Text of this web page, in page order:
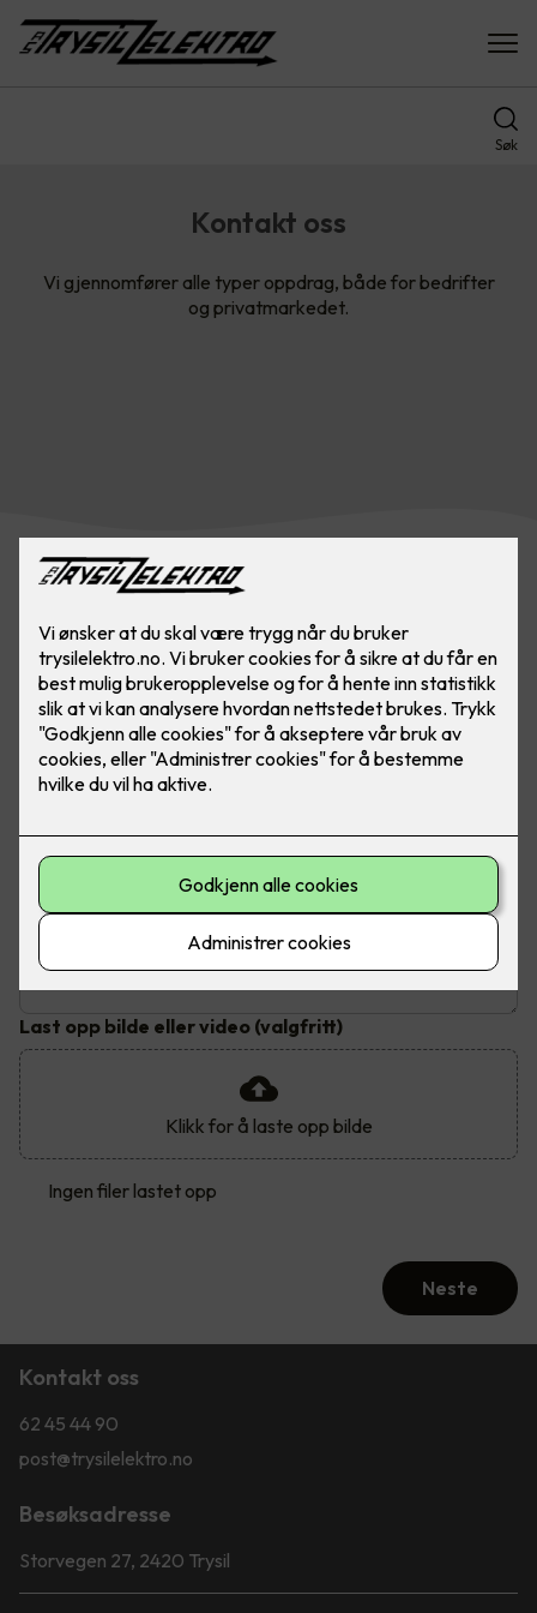
Søk
Kontakt oss
Vi gjennomfører alle typer oppdrag, både for bedrifter
og privatmarkedet.
Send inn din henvendelse
Fyll ut dine kontaktopplysninger og send inn kontaktskjema.
Du vil bli kontaktet innen tre virkedager
Hva trenger du hjelp til?
Emne*
Beskrivelse av jobben
Last opp bilde eller video (valgfritt)
Klikk for å laste opp bilde
Ingen filer lastet opp
Neste
Kontakt oss
62 45 44 90
post@trysilelektro.no
Besøksadresse
Storvegen 27, 2420 Trysil